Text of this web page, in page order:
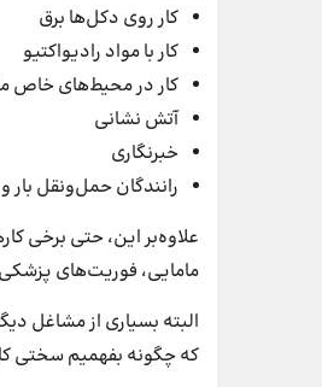
کار روی دکل‌ها برق
کار با مواد رادیواکتیو
کار در محیط‌های خاص
آتش نشانی
خبرنگاری
رانندگان حمل‌ونقل
علاوه‌بر این، حتی برخی
مامایی، فوریت‌های
البته بسیاری از مشاغل
که چگونه بفهمیم سختی